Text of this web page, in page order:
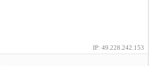
IP: 49.228.242.153